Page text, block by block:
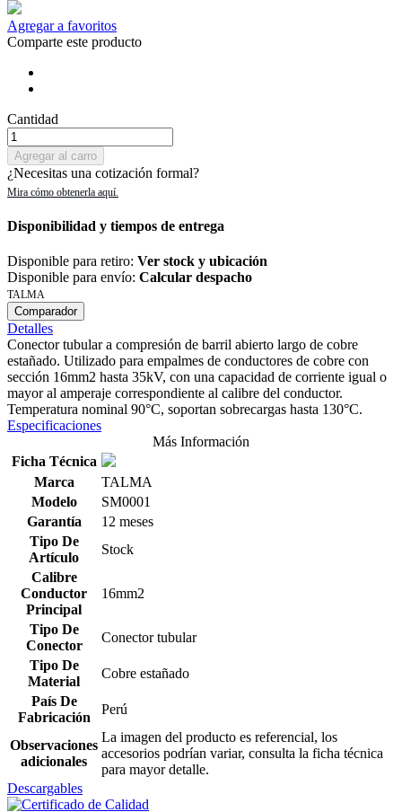
Agregar a favoritos
Comparte este producto
Cantidad
Agregar al carro
¿Necesitas una cotización formal?
Disponibilidad y tiempos de entrega
Disponible para retiro: Ver stock y ubicación
Disponible para envío: Calcular despacho
TALMA
Comparador
Detalles
Conector tubular a compresión de barril abierto largo de cobre
estañado. Utilizado para empalmes de conductores de cobre con
sección 16mm2 hasta 35kV, con una capacidad de corriente igual o
mayor al amperaje correspondiente al calibre del conductor.
Temperatura nominal 90°C, soportan sobrecargas hasta 130°C.
Especificaciones
Más Información
Ficha Técnica
Marca
TALMA
Modelo
SM0001
Garantía
12 meses
Tipo De
Artículo
Stock
Calibre
Conductor
Principal
16mm2
Tipo De
Conector
Conector tubular
Tipo De
Material
Cobre estañado
País De
Fabricación
Perú
Observaciones
adicionales
La imagen del producto es referencial, los
accesorios podrían variar, consulta la ficha técnica
para mayor detalle.
Descargables